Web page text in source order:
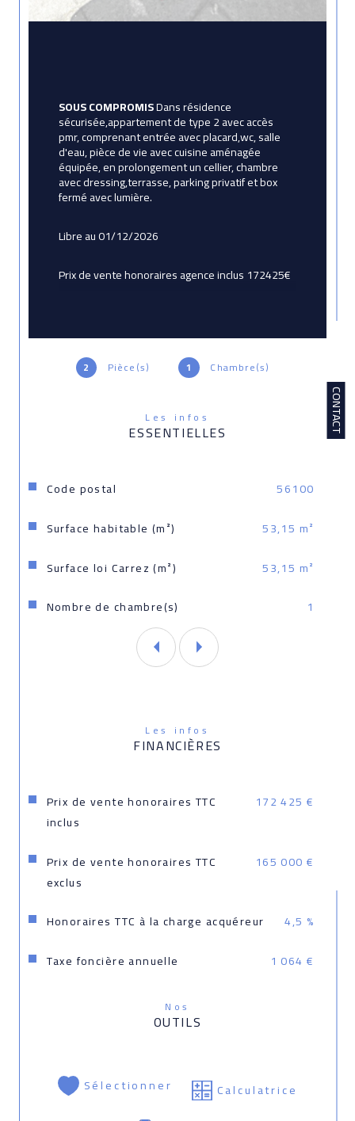
CONTACT
2 Pièce(s) 1 Chambre(s)
Les infos
ESSENTIELLES
Caractéristiques Valeurs
Code postal
56100
Surface habitable (m²)
53,15 m²
Surface loi Carrez (m²)
53,15 m²
Nombre de chambre(s)
1
SOUS COMPROMIS Dans résidence
sécurisée,appartement de type 2 avec accès
pmr, comprenant entrée avec placard,wc, salle
d'eau, pièce de vie avec cuisine aménagée
équipée, en prolongement un cellier, chambre
avec dressing,terrasse, parking privatif et box
fermé avec lumière.
Libre au 01/12/2026
Prix de vente honoraires agence inclus 172425€
honoraires, honoraires charge acquereur.
Contacter votre conseiller AvictoriaImmobilier
Lorient immatriculé sour le numéro 524192887
Géorisques: www.georisques.gouv.fr
Les infos
FINANCIÈRES
Prix de vente honoraires TTC
inclus
172 425 €
Prix de vente honoraires TTC
exclus
165 000 €
Honoraires TTC à la charge acquéreur
4,5 %
Taxe foncière annuelle
1 064 €
Nos
OUTILS
Sélectionner
Calculatrice